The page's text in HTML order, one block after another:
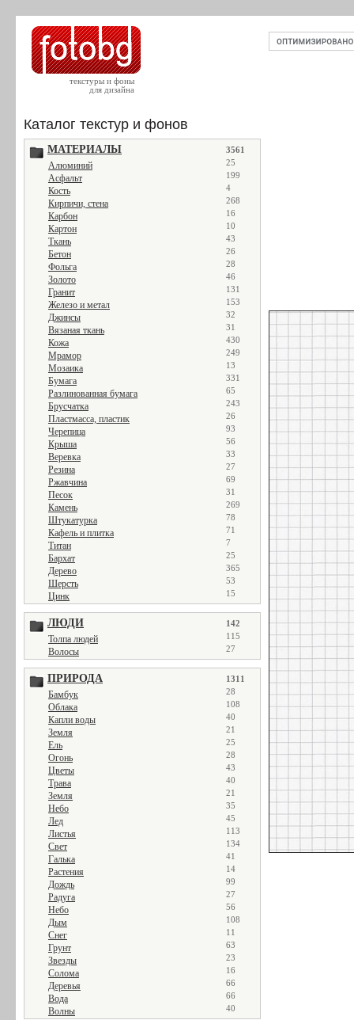
текстуры и фоны
для дизайна
Каталог текстур и фонов
МАТЕРИАЛЫ 3561
Алюминий 25
Асфальт 199
Кость 4
Кирпичи, стена 268
Карбон 16
Картон 10
Ткань 43
Бетон 26
Фольга 28
Золото 46
Гранит 131
Железо и метал 153
Джинсы 32
Вязаная ткань 31
Кожа 430
Мрамор 249
Мозаика 13
Бумага 331
Разлинованная бумага 65
Брусчатка 243
Пластмасса, пластик 26
Черепица 93
Крыша 56
Веревка 33
Резина 27
Ржавчина 69
Песок 31
Камень 269
Штукатурка 78
Кафель и плитка 71
Титан 7
Бархат 25
Дерево 365
Шерсть 53
Цинк 15
ЛЮДИ 142
Толпа людей 115
Волосы 27
ПРИРОДА 1311
Бамбук 28
Облака 108
Капли воды 40
Земля 21
Ель 25
Огонь 28
Цветы 43
Трава 40
Земля 21
Небо 35
Лед 45
Листья 113
Свет 134
Галька 41
Растения 14
Дождь 99
Радуга 27
Небо 56
Дым 108
Снег 11
Грунт 63
Звезды 23
Солома 16
Деревья 66
Вода 66
Волны 40